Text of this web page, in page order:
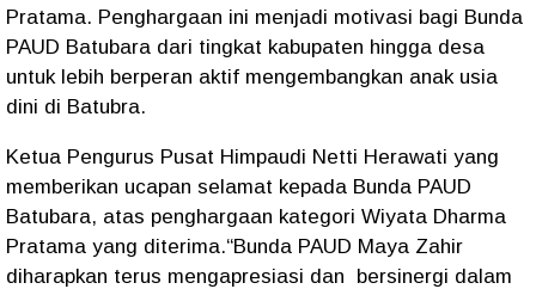
Pratama. Penghargaan ini menjadi motivasi bagi Bunda
PAUD Batubara dari tingkat kabupaten hingga desa
untuk lebih berperan aktif mengembangkan anak usia
dini di Batubra.
Ketua Pengurus Pusat Himpaudi Netti Herawati yang
memberikan ucapan selamat kepada Bunda PAUD
Batubara, atas penghargaan kategori Wiyata Dharma
Pratama yang diterima.“Bunda PAUD Maya Zahir
diharapkan terus mengapresiasi dan bersinergi dalam